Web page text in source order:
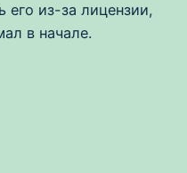
его из-за лицензии,
в начале.